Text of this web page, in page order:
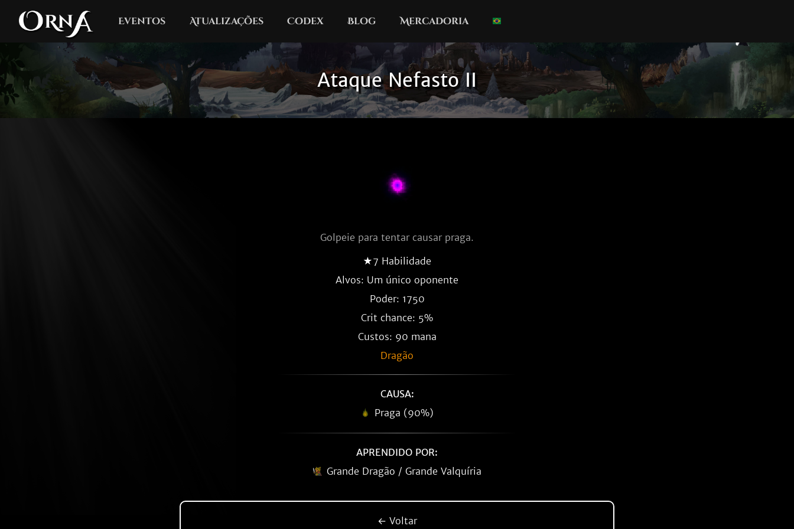
Eventos Atualizações Codex Blog Mercadoria
Ataque Nefasto II
Golpeie para tentar causar praga.
★7 Habilidade
Alvos: Um único oponente
Poder: 1750
Crit chance: 5%
Custos: 90 mana
Dragão
CAUSA:
Praga (90%)
APRENDIDO POR:
Grande Dragão / Grande Valquíria
← Voltar